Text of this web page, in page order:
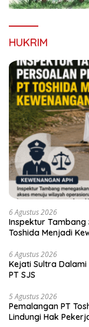
HUKRIM
6 Agustus 2026
Inspektur Tambang
Toshida Menjadi
6 Agustus 2026
Kejati Sultra
PT SJS
5 Agustus 2026
Pemalangan PT
Lindungi Hak